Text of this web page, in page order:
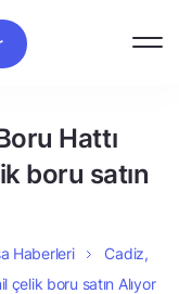
Hattı
boru satın
Haberleri
Cadiz,
çelik boru satın Alıyor